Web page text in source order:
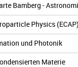
Bamberg -
Physics
und Photonik
Materie